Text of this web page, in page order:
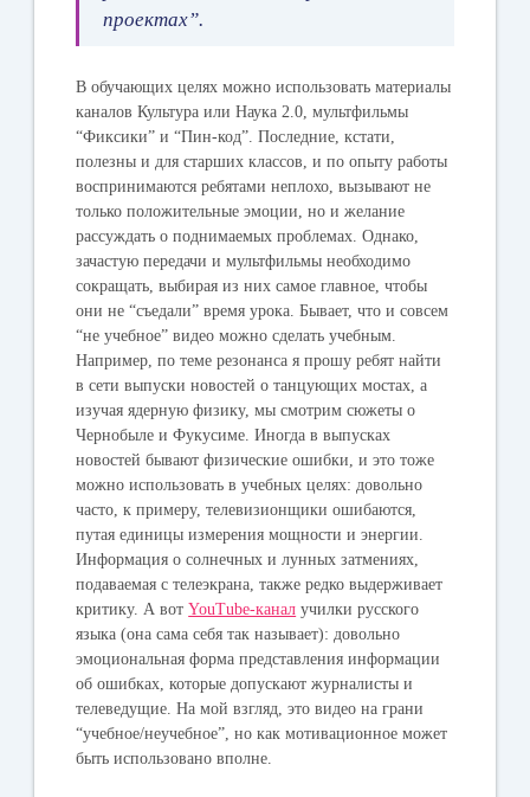
проектах”.
В обучающих целях можно использовать материалы
каналов Культура или Наука 2.0, мультфильмы
“Фиксики” и “Пин-код”. Последние, кстати,
полезны и для старших классов, и по опыту работы
воспринимаются ребятами неплохо, вызывают не
только положительные эмоции, но и желание
рассуждать о поднимаемых проблемах. Однако,
зачастую передачи и мультфильмы необходимо
сокращать, выбирая из них самое главное, чтобы
они не “съедали” время урока. Бывает, что и совсем
“не учебное” видео можно сделать учебным.
Например, по теме резонанса я прошу ребят найти
в сети выпуски новостей о танцующих мостах, а
изучая ядерную физику, мы смотрим сюжеты о
Чернобыле и Фукусиме. Иногда в выпусках
новостей бывают физические ошибки, и это тоже
можно использовать в учебных целях: довольно
часто, к примеру, телевизионщики ошибаются,
путая единицы измерения мощности и энергии.
Информация о солнечных и лунных затмениях,
подаваемая с телеэкрана, также редко выдерживает
критику. А вотYouTube-канал училки русского
языка (она сама себя так называет): довольно
эмоциональная форма представления информации
об ошибках, которые допускают журналисты и
телеведущие. На мой взгляд, это видео на грани
“учебное/неучебное”, но как мотивационное может
быть использовано вполне.